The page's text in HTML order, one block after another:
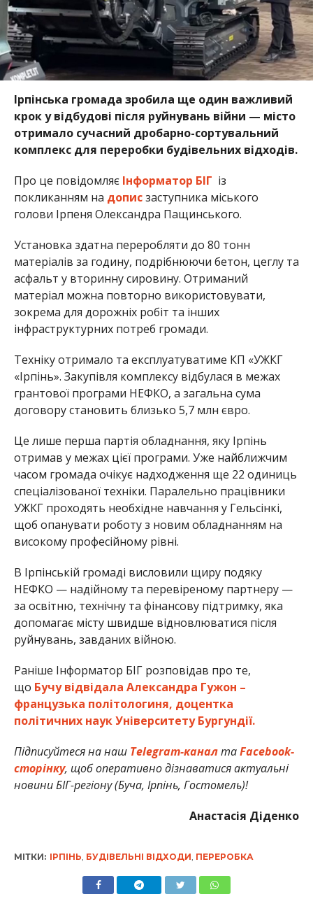
Ірпінська громада зробила ще один важливий
крок у відбудові після руйнувань війни — місто
отримало сучасний дробарно-сортувальний
комплекс для переробки будівельних відходів.
Про це повідомляє Інформатор БІГ із
покликанням на дописзаступника міського
голови Ірпеня Олександра Пащинського.
Установка здатна переробляти до 80 тонн
матеріалів за годину, подрібнюючи бетон, цеглу та
асфальт у вторинну сировину. Отриманий
матеріал можна повторно використовувати,
зокрема для дорожніх робіт та інших
інфраструктурних потреб громади.
Техніку отримало та експлуатуватиме КП «УЖКГ
«Ірпінь». Закупівля комплексу відбулася в межах
грантової програми НЕФКО, а загальна сума
договору становить близько 5,7 млн євро.
Це лише перша партія обладнання, яку Ірпінь
отримав у межах цієї програми. Уже найближчим
часом громада очікує надходження ще 22 одиниць
спеціалізованої техніки. Паралельно працівники
УЖКГ проходять необхідне навчання у Гельсінкі,
щоб опанувати роботу з новим обладнанням на
високому професійному рівні.
В Ірпінській громаді висловили щиру подяку
НЕФКО — надійному та перевіреному партнеру —
за освітню, технічну та фінансову підтримку, яка
допомагає місту швидше відновлюватися після
руйнувань, завданих війною.
Раніше Інформатор БІГ розповідав про те,
що Бучу відвідала Александра Гужон –
французька політологиня, доцентка
політичних наук Університету Бургундії.
Підписуйтеся на наш Telegram-каналтаFacebook-
сторінку, щоб оперативно дізнаватися актуальні
новини БІГ-регіону (Буча, Ірпінь, Гостомель)!
Анастасія Діденко
МІТКИ: ІРПІНЬ БУДІВЕЛЬНІ ВІДХОДИ ПЕРЕРОБКА